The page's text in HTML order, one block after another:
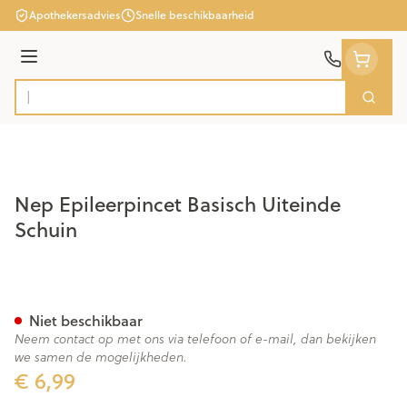
Ga naar de inhoud
Apothekersadvies Snelle beschikbaarheid
Menu
Product, merk, categorie...
Zoek
Nep Epileerpincet Basisch Uiteinde
Schuin
€ 6,99
Niet beschikbaar
Neem contact op met ons via telefoon of e-mail, dan bekijken
we samen de mogelijkheden.